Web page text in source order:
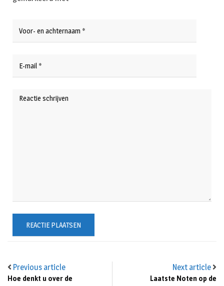
Previous article
Hoe denkt u over de
Next article
Laatste Noten op de